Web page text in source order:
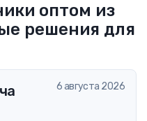
оптом из
решения для
6 августа 2026